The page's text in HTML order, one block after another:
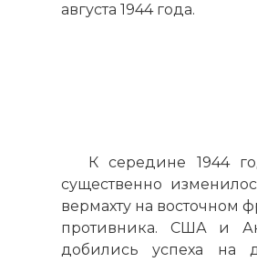
августа 1944 года.
К середине 1944
существенно
вермахту на восточном
противника. США и
добились успеха на